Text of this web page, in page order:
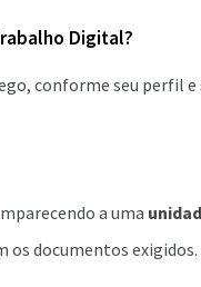
Digital?
conforme seu perfil e
a uma
os documentos exigidos.